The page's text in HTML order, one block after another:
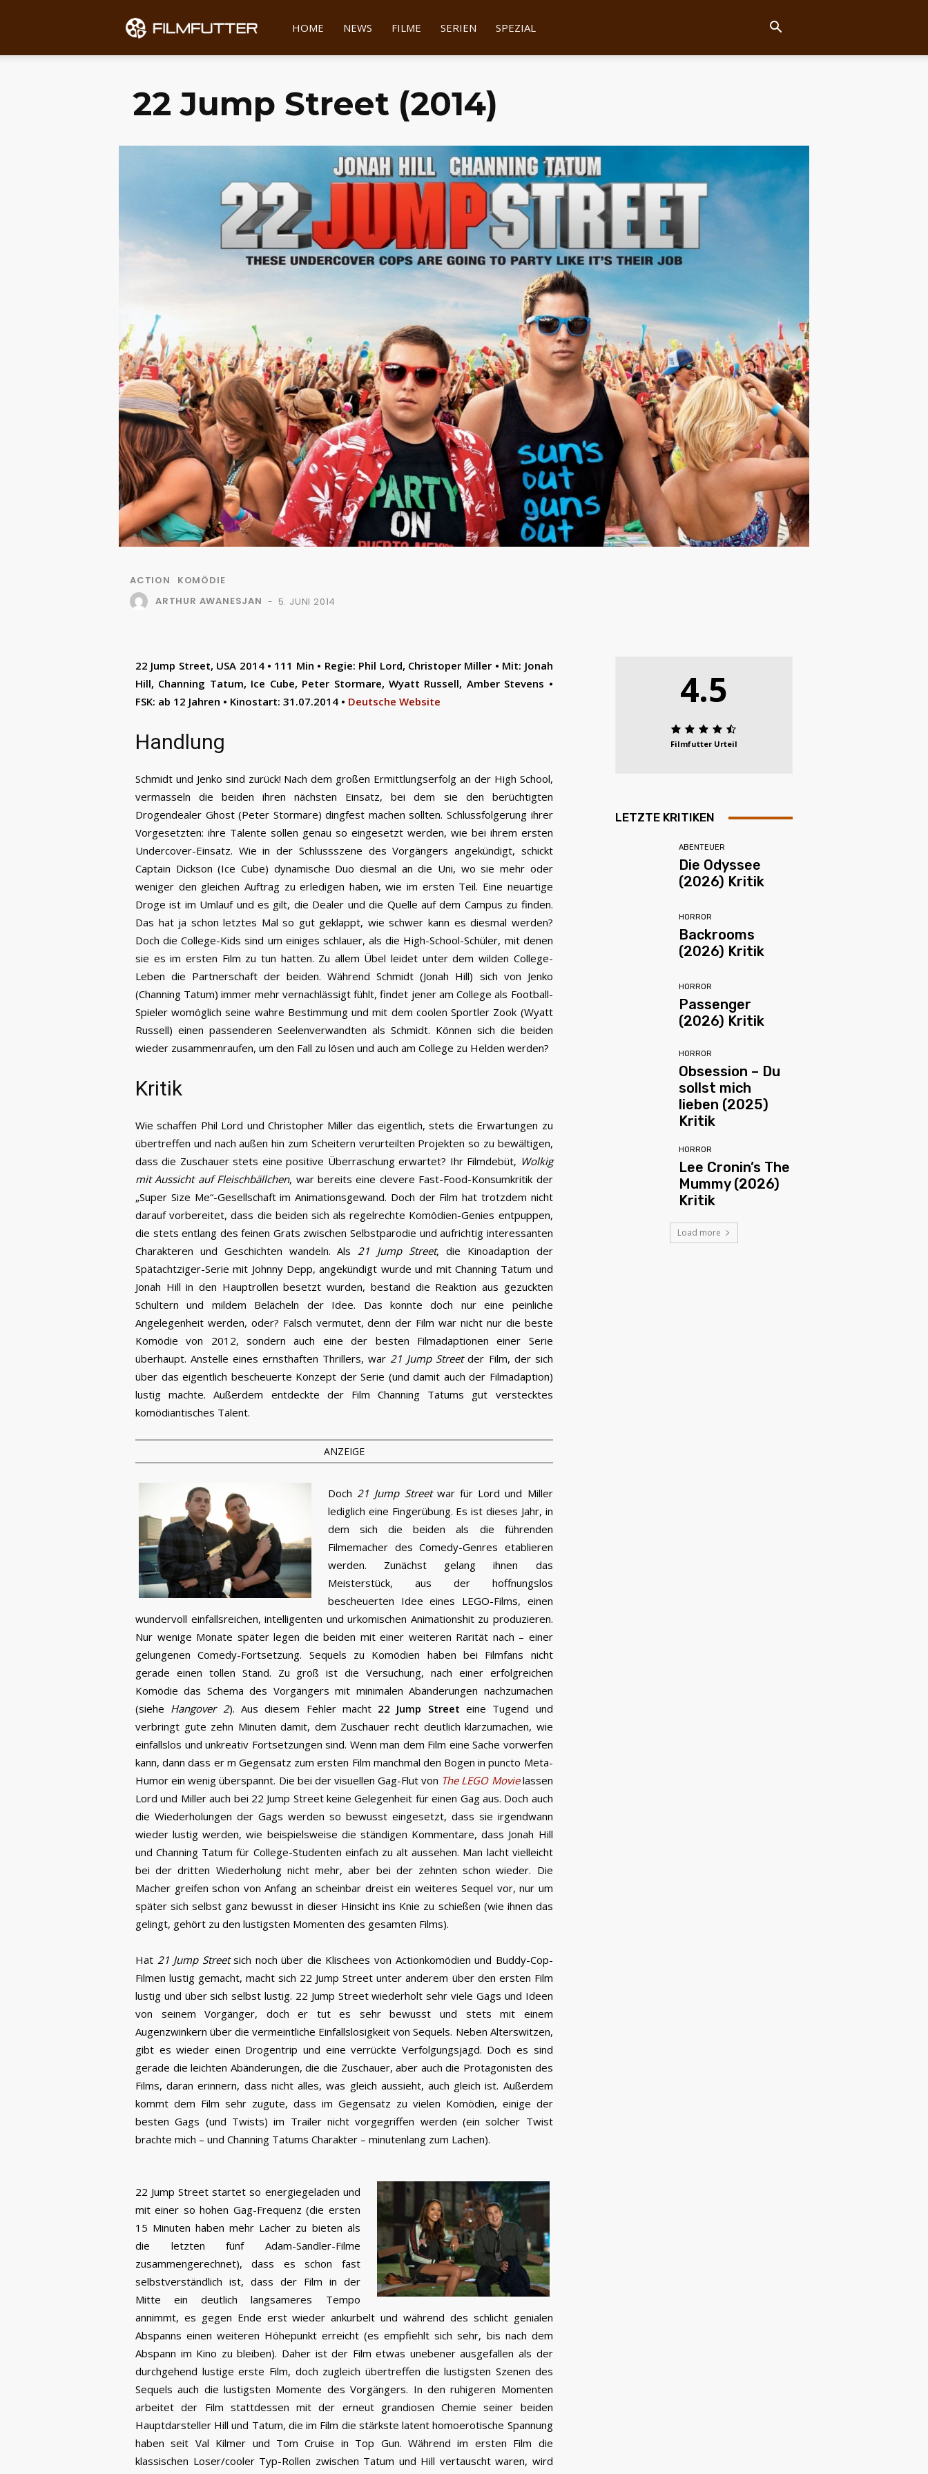
Filmfutter
HOME NEWS FILME SERIEN SPEZIAL
22 Jump Street (2014)
ACTION
KOMÖDIE
ARTHUR AWANESJAN - 5. JUNI 2014
22 Jump Street, USA 2014 • 111 Min • Regie: Phil Lord, Christoper Miller • Mit: Jonah
Hill, Channing Tatum, Ice Cube, Peter Stormare, Wyatt Russell, Amber Stevens •
FSK: ab 12 Jahren • Kinostart: 31.07.2014 • Deutsche Website
Handlung
Schmidt und Jenko sind zurück! Nach dem großen Ermittlungserfolg an der High School,
vermasseln die beiden ihren nächsten Einsatz, bei dem sie den berüchtigten
Drogendealer Ghost (Peter Stormare) dingfest machen sollten. Schlussfolgerung ihrer
Vorgesetzten: ihre Talente sollen genau so eingesetzt werden, wie bei ihrem ersten
Undercover-Einsatz. Wie in der Schlussszene des Vorgängers angekündigt, schickt
Captain Dickson (Ice Cube) dynamische Duo diesmal an die Uni, wo sie mehr oder
weniger den gleichen Auftrag zu erledigen haben, wie im ersten Teil. Eine neuartige
Droge ist im Umlauf und es gilt, die Dealer und die Quelle auf dem Campus zu finden.
Das hat ja schon letztes Mal so gut geklappt, wie schwer kann es diesmal werden?
Doch die College-Kids sind um einiges schlauer, als die High-School-Schüler, mit denen
sie es im ersten Film zu tun hatten. Zu allem Übel leidet unter dem wilden College-
Leben die Partnerschaft der beiden. Während Schmidt (Jonah Hill) sich von Jenko
(Channing Tatum) immer mehr vernachlässigt fühlt, findet jener am College als Football-
Spieler womöglich seine wahre Bestimmung und mit dem coolen Sportler Zook (Wyatt
Russell) einen passenderen Seelenverwandten als Schmidt. Können sich die beiden
wieder zusammenraufen, um den Fall zu lösen und auch am College zu Helden werden?
Kritik
Wie schaffen Phil Lord und Christopher Miller das eigentlich, stets die Erwartungen zu
übertreffen und nach außen hin zum Scheitern verurteilten Projekten so zu bewältigen,
dass die Zuschauer stets eine positive Überraschung erwartet? Ihr Filmdebüt, Wolkig
mit Aussicht auf Fleischbällchen, war bereits eine clevere Fast-Food-Konsumkritik der
„Super Size Me“-Gesellschaft im Animationsgewand. Doch der Film hat trotzdem nicht
darauf vorbereitet, dass die beiden sich als regelrechte Komödien-Genies entpuppen,
die stets entlang des feinen Grats zwischen Selbstparodie und aufrichtig interessanten
Charakteren und Geschichten wandeln. Als21 Jump Street, die Kinoadaption der
Spätachtziger-Serie mit Johnny Depp, angekündigt wurde und mit Channing Tatum und
Jonah Hill in den Hauptrollen besetzt wurden, bestand die Reaktion aus gezuckten
Schultern und mildem Belächeln der Idee. Das konnte doch nur eine peinliche
Angelegenheit werden, oder? Falsch vermutet, denn der Film war nicht nur die beste
Komödie von 2012, sondern auch eine der besten Filmadaptionen einer Serie
überhaupt. Anstelle eines ernsthaften Thrillers, war21 Jump Streetder Film, der sich
über das eigentlich bescheuerte Konzept der Serie (und damit auch der Filmadaption)
lustig machte. Außerdem entdeckte der Film Channing Tatums gut verstecktes
komödiantisches Talent.
ANZEIGE
Doch21 Jump Streetwar für Lord und Miller
lediglich eine Fingerübung. Es ist dieses Jahr, in
dem sich die beiden als die führenden
Filmemacher des Comedy-Genres etablieren
werden. Zunächst gelang ihnen das
Meisterstück, aus der hoffnungslos
bescheuerten Idee eines LEGO-Films, einen
wundervoll einfallsreichen, intelligenten und urkomischen Animationshit zu produzieren.
Nur wenige Monate später legen die beiden mit einer weiteren Rarität nach – einer
gelungenen Comedy-Fortsetzung. Sequels zu Komödien haben bei Filmfans nicht
gerade einen tollen Stand. Zu groß ist die Versuchung, nach einer erfolgreichen
Komödie das Schema des Vorgängers mit minimalen Abänderungen nachzumachen
(siehe Hangover 2). Aus diesem Fehler macht 22 Jump Street eine Tugend und
verbringt gute zehn Minuten damit, dem Zuschauer recht deutlich klarzumachen, wie
einfallslos und unkreativ Fortsetzungen sind. Wenn man dem Film eine Sache vorwerfen
kann, dann dass er m Gegensatz zum ersten Film manchmal den Bogen in puncto Meta-
Humor ein wenig überspannt. Die bei der visuellen Gag-Flut von The LEGO Movielassen
Lord und Miller auch bei 22 Jump Street keine Gelegenheit für einen Gag aus. Doch auch
die Wiederholungen der Gags werden so bewusst eingesetzt, dass sie irgendwann
wieder lustig werden, wie beispielsweise die ständigen Kommentare, dass Jonah Hill
und Channing Tatum für College-Studenten einfach zu alt aussehen. Man lacht vielleicht
bei der dritten Wiederholung nicht mehr, aber bei der zehnten schon wieder. Die
Macher greifen schon von Anfang an scheinbar dreist ein weiteres Sequel vor, nur um
später sich selbst ganz bewusst in dieser Hinsicht ins Knie zu schießen (wie ihnen das
gelingt, gehört zu den lustigsten Momenten des gesamten Films).
Hat 21 Jump Streetsich noch über die Klischees von Actionkomödien und Buddy-Cop-
Filmen lustig gemacht, macht sich 22 Jump Street unter anderem über den ersten Film
lustig und über sich selbst lustig. 22 Jump Street wiederholt sehr viele Gags und Ideen
von seinem Vorgänger, doch er tut es sehr bewusst und stets mit einem
Augenzwinkern über die vermeintliche Einfallslosigkeit von Sequels. Neben Alterswitzen,
gibt es wieder einen Drogentrip und eine verrückte Verfolgungsjagd. Doch es sind
gerade die leichten Abänderungen, die die Zuschauer, aber auch die Protagonisten des
Films, daran erinnern, dass nicht alles, was gleich aussieht, auch gleich ist. Außerdem
kommt dem Film sehr zugute, dass im Gegensatz zu vielen Komödien, einige der
besten Gags (und Twists) im Trailer nicht vorgegriffen werden (ein solcher Twist
brachte mich – und Channing Tatums Charakter – minutenlang zum Lachen).
22 Jump Street startet so energiegeladen und
mit einer so hohen Gag-Frequenz (die ersten
15 Minuten haben mehr Lacher zu bieten als
die letzten fünf Adam-Sandler-Filme
zusammengerechnet), dass es schon fast
selbstverständlich ist, dass der Film in der
Mitte ein deutlich langsameres Tempo
annimmt, es gegen Ende erst wieder ankurbelt und während des schlicht genialen
Abspanns einen weiteren Höhepunkt erreicht (es empfiehlt sich sehr, bis nach dem
Abspann im Kino zu bleiben). Daher ist der Film etwas unebener ausgefallen als der
durchgehend lustige erste Film, doch zugleich übertreffen die lustigsten Szenen des
Sequels auch die lustigsten Momente des Vorgängers. In den ruhigeren Momenten
arbeitet der Film stattdessen mit der erneut grandiosen Chemie seiner beiden
Hauptdarsteller Hill und Tatum, die im Film die stärkste latent homoerotische Spannung
haben seit Val Kilmer und Tom Cruise in Top Gun. Während im ersten Film die
klassischen Loser/cooler Typ-Rollen zwischen Tatum und Hill vertauscht waren, wird
4.5
Filmfutter Urteil
LETZTE KRITIKEN
ABENTEUER
Die Odyssee
(2026) Kritik
HORROR
Backrooms
(2026) Kritik
HORROR
Passenger
(2026) Kritik
HORROR
Obsession – Du
sollst mich
lieben (2025)
Kritik
HORROR
Lee Cronin’s The
Mummy (2026)
Kritik
Load more